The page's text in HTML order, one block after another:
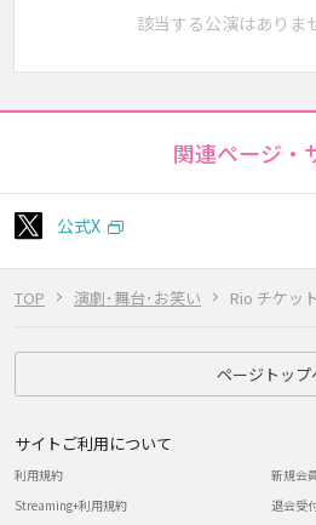
TOP 演劇･舞台･お笑い Rio チケット
該当する公演はありま
関連ページ・
公式X
ページトップ
サイトご利用について
利用規約
Streaming+利用規約
新規会
退会受